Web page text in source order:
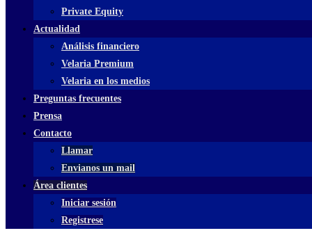
Private Equity
Actualidad
Análisis financiero
Velaria Premium
Velaria en los medios
Preguntas frecuentes
Prensa
Contacto
Llamar
Envianos un mail
Área clientes
Iniciar sesión
Registrese